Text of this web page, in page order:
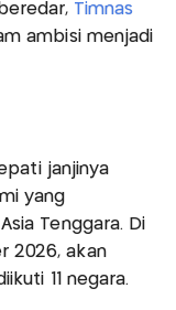
Timnas
ambisi menjadi
janjinya
yang
Tenggara. Di
2026, akan
11 negara.